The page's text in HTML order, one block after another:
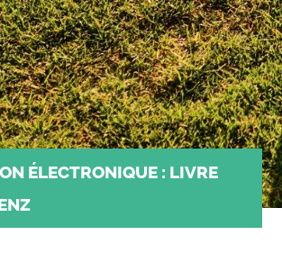
ÉLECTRONIQUE : LIVRE